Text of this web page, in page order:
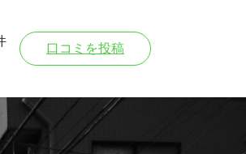
口コミを投稿